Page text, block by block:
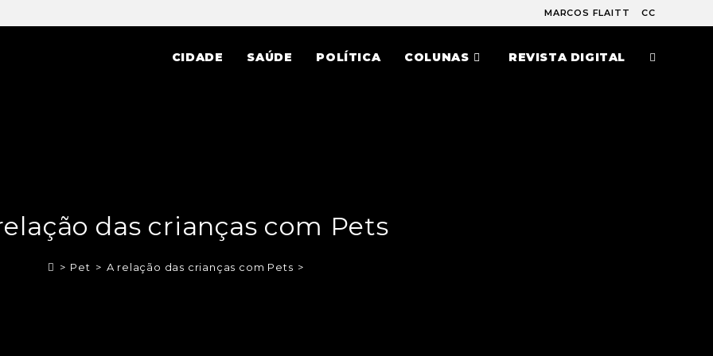
MARCOS FLAITT CC
CIDADE SAÚDE POLÍTICA COLUNAS REVISTA DIGITAL
das crianças com Pets
> Pet > A relação das crianças com Pets >